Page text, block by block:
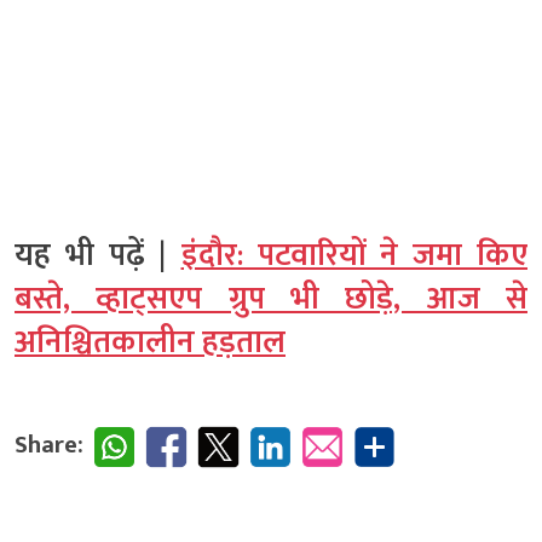
यह भी पढ़ें |इंदौर: पटवारियों ने जमा किए
बस्ते, व्हाट्सएप ग्रुप भी छोड़े, आज से
अनिश्चितकालीन हड़ताल
Share: